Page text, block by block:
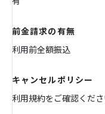
前金請求の有無
利用前全額振込
キャンセルポリシー
利用規約をご確認くださ